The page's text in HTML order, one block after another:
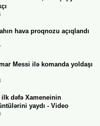
hava proqnozu açıqlandı
Messi ilə komanda yoldaşı
ilk dəfə Xameneinin
yaydı - Video